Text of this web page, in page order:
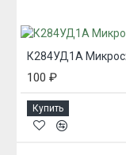
К284УД1А
100 ₽
Купить